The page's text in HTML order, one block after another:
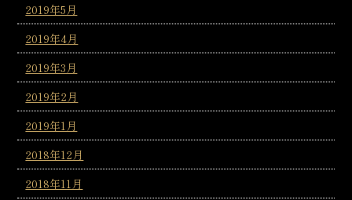
2019年5月
2019年4月
2019年3月
2019年2月
2019年1月
2018年12月
2018年11月